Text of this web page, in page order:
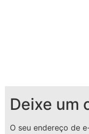
Deixe um
O seu endereço de